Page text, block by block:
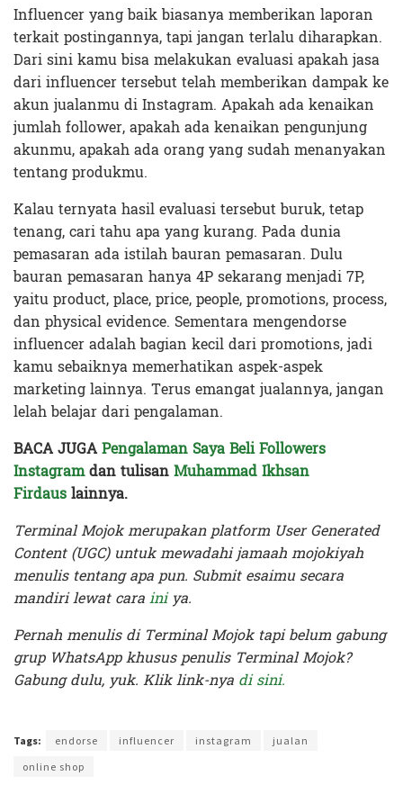
Influencer yang baik biasanya memberikan laporan
terkait postingannya, tapi jangan terlalu diharapkan.
Dari sini kamu bisa melakukan evaluasi apakah jasa
dari influencer tersebut telah memberikan dampak ke
akun jualanmu di Instagram. Apakah ada kenaikan
jumlah follower, apakah ada kenaikan pengunjung
akunmu, apakah ada orang yang sudah menanyakan
tentang produkmu.
Kalau ternyata hasil evaluasi tersebut buruk, tetap
tenang, cari tahu apa yang kurang. Pada dunia
pemasaran ada istilah bauran pemasaran. Dulu
bauran pemasaran hanya 4P sekarang menjadi 7P,
yaitu product, place, price, people, promotions, process,
dan physical evidence. Sementara mengendorse
influencer adalah bagian kecil dari promotions, jadi
kamu sebaiknya memerhatikan aspek-aspek
marketing lainnya. Terus emangat jualannya, jangan
lelah belajar dari pengalaman.
BACA JUGAPengalaman Saya Beli Followers
Instagramdan tulisanMuhammad Ikhsan
Firdauslainnya.
Terminal Mojok merupakan platform User Generated
Content (UGC) untuk mewadahi jamaah mojokiyah
menulis tentang apa pun. Submit esaimu secara
mandiri lewat carainiya.
Pernah menulis di Terminal Mojok tapi belum gabung
grup WhatsApp khusus penulis Terminal Mojok?
Gabung dulu, yuk. Klik link-nya di sini.
Tags: endorse influencer instagram
jualan
online shop